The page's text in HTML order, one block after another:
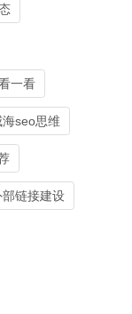
一看
海seo思维
部链接建设